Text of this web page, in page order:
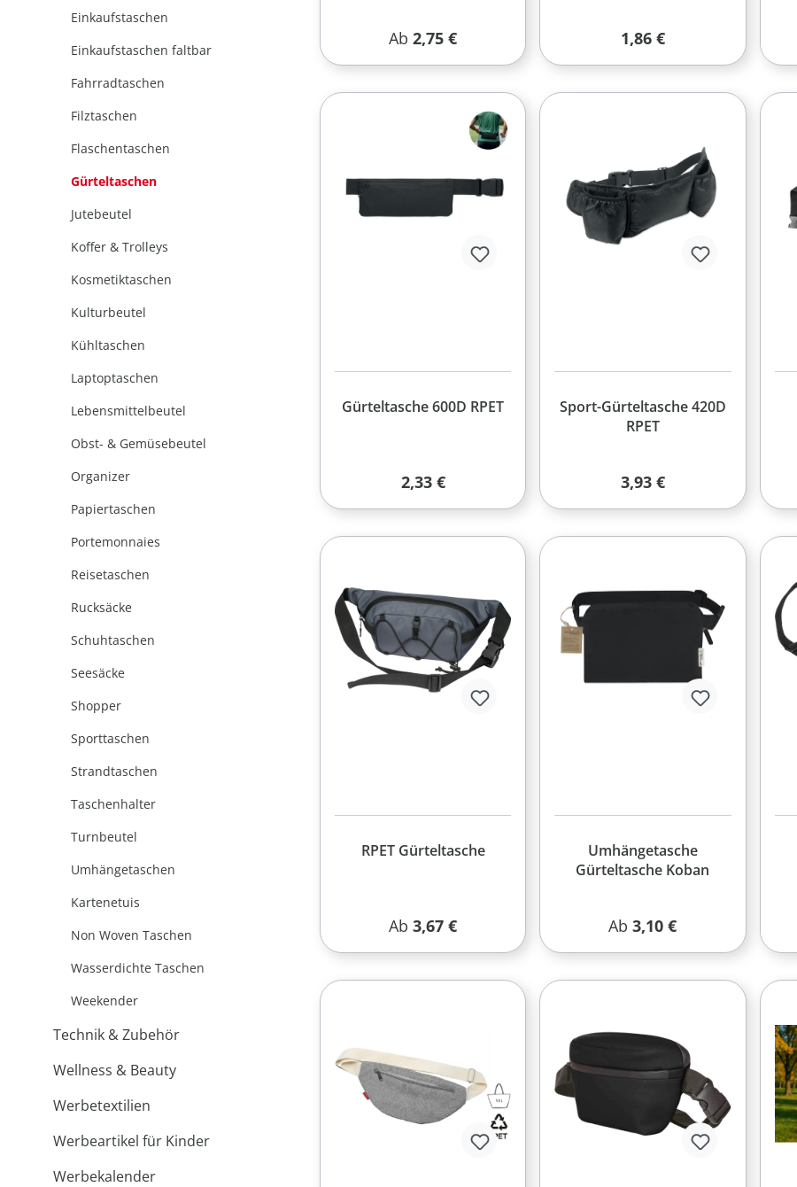
Regulärer Preis:
Ab2,75 € Regulärer Preis:
1,86 €
Gürteltasche 600D RPET
Regulärer Preis:
2,33 €
Sport-Gürteltasche 420D
RPET
Regulärer Preis:
3,93 €
RPET Gürteltasche
Regulärer Preis:
Ab3,67 €
Umhängetasche
Gürteltasche Koban
Regulärer Preis:
Ab3,10 €
Einkaufstaschen
Einkaufstaschen faltbar
Fahrradtaschen
Filztaschen
Flaschentaschen
Gürteltaschen
Jutebeutel
Koffer & Trolleys
Kosmetiktaschen
Kulturbeutel
Kühltaschen
Laptoptaschen
Lebensmittelbeutel
Obst- & Gemüsebeutel
Organizer
Papiertaschen
Portemonnaies
Reisetaschen
Rucksäcke
Schuhtaschen
Seesäcke
Shopper
Sporttaschen
Strandtaschen
Taschenhalter
Turnbeutel
Umhängetaschen
Kartenetuis
Non Woven Taschen
Wasserdichte Taschen
Weekender
Technik & Zubehör
Wellness & Beauty
Werbetextilien
Werbeartikel für Kinder
Werbekalender